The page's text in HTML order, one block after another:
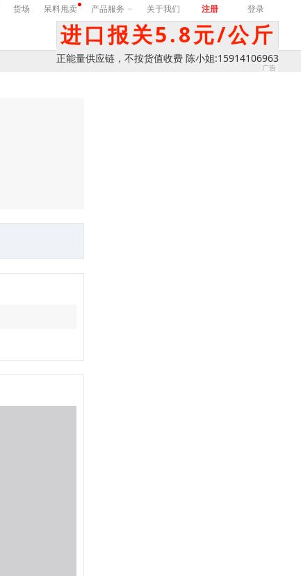
货场 呆料甩卖 产品服务 关于我们 注册 登录
进口报关5.8元/公斤
正能量供应链，不按货值收费 陈小姐:15914106963